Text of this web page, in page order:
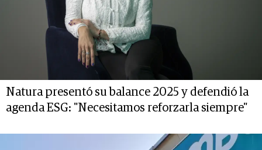
Natura presentó su balance 2025 y defendió la
agenda ESG: "Necesitamos reforzarla siempre"